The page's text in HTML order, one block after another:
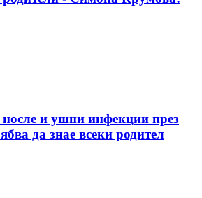
и ушни инфекции през
да знае всеки родител